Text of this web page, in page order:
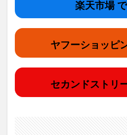
楽天市場
ヤフーショッピ
セカンドストリ